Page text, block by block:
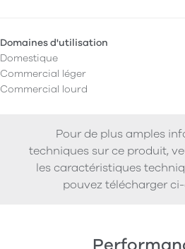
Domaines d'utilisation
Domestique
Commercial léger
Commercial lourd
Pour de plus amples
techniques sur ce produit,
les caractéristiques
pouvez télécharger